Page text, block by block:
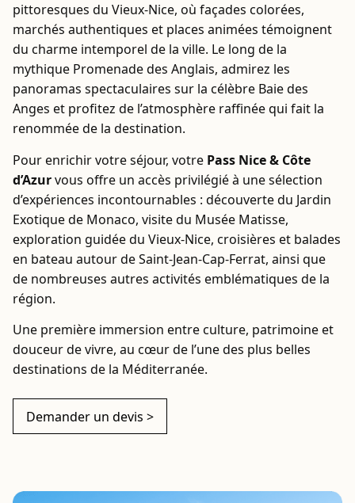
pittoresques du Vieux-Nice, où façades colorées,
marchés authentiques et places animées témoignent
du charme intemporel de la ville. Le long de la
mythique Promenade des Anglais, admirez les
panoramas spectaculaires sur la célèbre Baie des
Anges et profitez de l’atmosphère raffinée qui fait la
renommée de la destination.
Pour enrichir votre séjour, votre Pass Nice & Côte
d’Azurvous offre un accès privilégié à une sélection
d’expériences incontournables : découverte du Jardin
Exotique de Monaco, visite du Musée Matisse,
exploration guidée du Vieux-Nice, croisières et balades
en bateau autour de Saint-Jean-Cap-Ferrat, ainsi que
de nombreuses autres activités emblématiques de la
région.
Une première immersion entre culture, patrimoine et
douceur de vivre, au cœur de l’une des plus belles
destinations de la Méditerranée.
Demander un devis >